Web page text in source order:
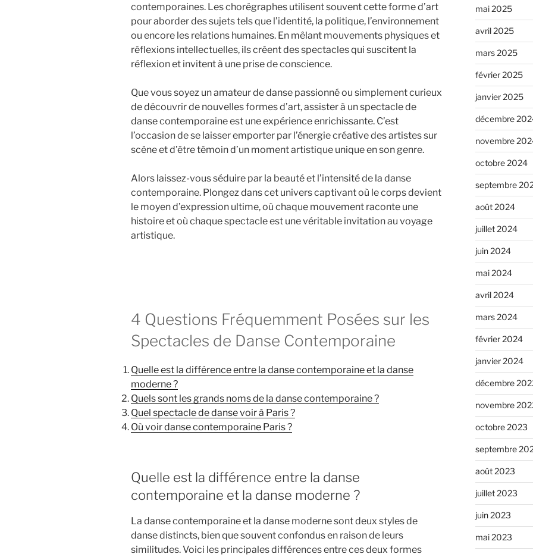
contemporaines. Les chorégraphes utilisent souvent cette forme d’art
pour aborder des sujets tels que l’identité, la politique, l’environnement
ou encore les relations humaines. En mêlant mouvements physiques et
réflexions intellectuelles, ils créent des spectacles qui suscitent la
réflexion et invitent à une prise de conscience.
Que vous soyez un amateur de danse passionné ou simplement curieux
de découvrir de nouvelles formes d’art, assister à un spectacle de
danse contemporaine est une expérience enrichissante. C’est
l’occasion de se laisser emporter par l’énergie créative des artistes sur
scène et d’être témoin d’un moment artistique unique en son genre.
Alors laissez-vous séduire par la beauté et l’intensité de la danse
contemporaine. Plongez dans cet univers captivant où le corps devient
le moyen d’expression ultime, où chaque mouvement raconte une
histoire et où chaque spectacle est une véritable invitation au voyage
artistique.
4 Questions Fréquemment Posées sur les
Spectacles de Danse Contemporaine
Quelle est la différence entre la danse contemporaine et la danse
moderne ?
Quels sont les grands noms de la danse contemporaine ?
Quel spectacle de danse voir à Paris ?
Où voir danse contemporaine Paris ?
Quelle est la différence entre la danse
contemporaine et la danse moderne ?
La danse contemporaine et la danse moderne sont deux styles de
danse distincts, bien que souvent confondus en raison de leurs
similitudes. Voici les principales différences entre ces deux formes
mai 2025
avril 2025
mars 2025
février 2025
janvier 2025
décembre
novembre
octobre 2024
septembre
août 2024
juillet 2024
juin 2024
mai 2024
avril 2024
mars 2024
février 2024
janvier 2024
décembre
novembre
octobre 2023
septembre
août 2023
juillet 2023
juin 2023
mai 2023